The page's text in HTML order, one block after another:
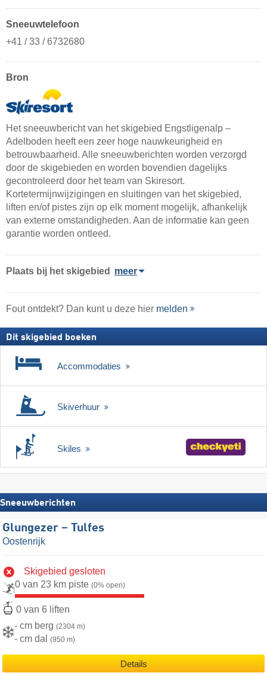
Sneeuwtelefoon
+41 / 33 / 6732680
Bron
Het sneeuwbericht van het skigebied Engstligenalp –
Adelboden heeft een zeer hoge nauwkeurigheid en
betrouwbaarheid. Alle sneeuwberichten worden verzorgd
door de skigebieden en worden bovendien dagelijks
gecontroleerd door het team van Skiresort.
Kortetermijnwijzigingen en sluitingen van het skigebied,
liften en/of pistes zijn op elk moment mogelijk, afhankelijk
van externe omstandigheden. Aan de informatie kan geen
garantie worden ontleed.
Plaats bij het skigebied meer
Fout ontdekt? Dan kunt u deze hier melden
Dit skigebied boeken
Accommodaties
Skiverhuur
Skiles
Sneeuwberichten
Glungezer – Tulfes
Oostenrijk
Skigebied gesloten
0 van 23 km piste (0% open)
0 van 6 liften
- cm berg (2304 m)
- cm dal (950 m)
Details